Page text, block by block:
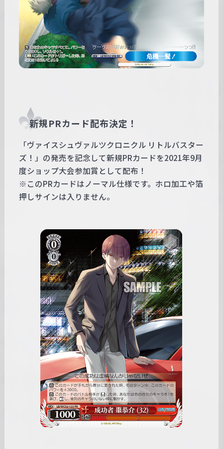
新規PRカード配布決定！
「ヴァイスシュヴァルツクロニクル リトルバスター
ズ！」の発売を記念して新規PRカードを2021年9月
度ショップ大会参加賞として配布！
※このPRカードはノーマル仕様です。ホロ加工や箔
押しサインは入りません。